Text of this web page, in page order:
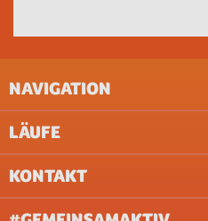
NAVIGATION
IMPRESSUM
AGB
UNTERNEHMEN
ABOUT & JOBS
LÄUFE
AACHEN
BERLIN
KONTAKT